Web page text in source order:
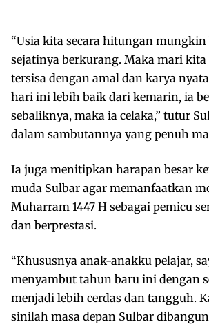
“Usia kita secara hitungan
sejatinya berkurang. Maka mari
tersisa dengan amal dan karya
hari ini lebih baik dari kemarin, ia
sebaliknya, maka ia celaka,” tutur
dalam sambutannya yang penuh
Ia juga menitipkan harapan besar
muda Sulbar agar memanfaatkan
Muharram 1447 H sebagai pemicu
dan berprestasi.
“Khususnya anak-anakku pelajar,
menyambut tahun baru ini dengan
menjadi lebih cerdas dan tangguh.
sinilah masa depan Sulbar